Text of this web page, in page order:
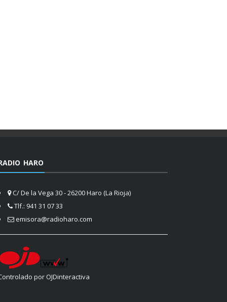
HARO
C/ De la Vega 30 - 26200 Haro (La Rioja)
Tlf.: 941 31 07 33
emisora@radioharo.com
por OJDinteractiva